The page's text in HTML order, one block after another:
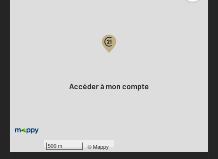
500 m ©Mappy
Accéder à mon compte